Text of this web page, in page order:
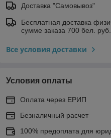
Доставка "Самовывоз"
Бесплатная доставка
сумме заказа 700 бел. руб.
Все условия доставки
Условия оплаты
Оплата через ЕРИП
Безналичный расчет
100% предоплата для